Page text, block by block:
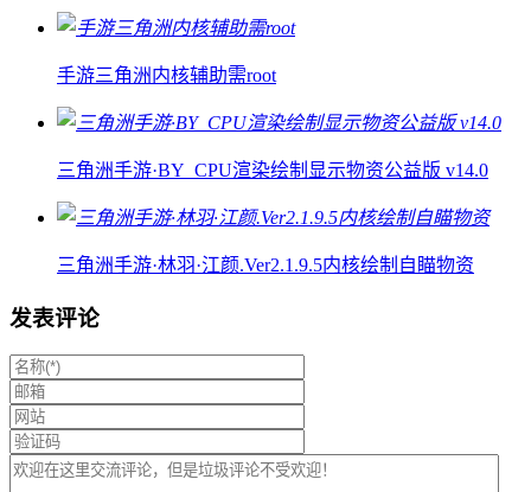
手游三角洲内核辅助需root
三角洲手游·BY_CPU渲染绘制显示物资公益版 v14.0
三角洲手游·林羽·江颜.Ver2.1.9.5内核绘制自瞄物资
发表评论